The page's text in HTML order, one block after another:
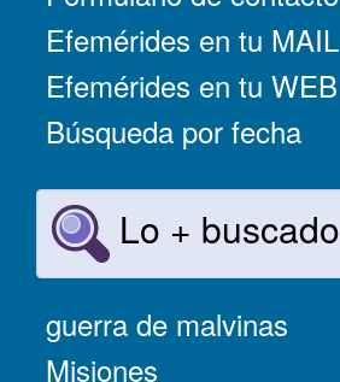
Efemérides en tu MAIL
Efemérides en tu WEB
Búsqueda por fecha
Lo + buscado
guerra de malvinas
Misiones